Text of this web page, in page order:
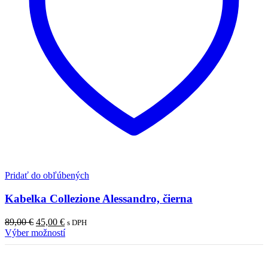
Pridať do obľúbených
Kabelka Collezione Alessandro, čierna
89,00€ Pôvodná
cena
bola:
45,00 €Aktuálna
cena
je:
s DPH
Výber možností